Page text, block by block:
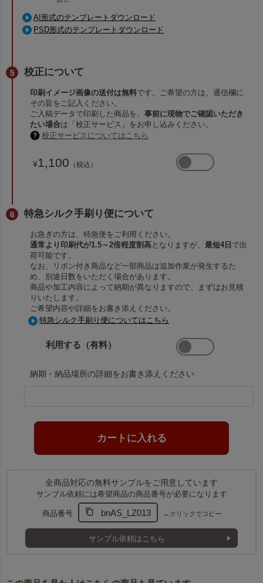
AI形式のテンプレートダウンロード
PSD形式のテンプレートダウンロード
校正について
印刷イメージ画像の送付は無料です。ご希望の方は、通信欄に
その旨をご記入ください。
ご入稿データで印刷した商品を、事前に現物でご確認いただき
たい場合は「校正サービス」をお申し込みください。
校正サービスについてはこちら
¥1,100 （税込）
特急シルク手刷り便について
お急ぎの方は、特急便をご利用ください。
通常より印刷代が1.5～2倍程度割高 となりますが、最短4日 で出
荷可能です。
なお、リボン付き商品など一部商品は追加作業が発生するた
め、別途日数をいただく場合があります。
商品や加工内容によって納期が異なりますので、まずはお見積
りいたします。
ご希望内容や詳細をお書き添えください。
特急シルク手刷り便についてはこちら
利用する（有料）
納期・納品場所の詳細をお書き添えください
全商品対応の無料サンプルをご用意しています
サンプル依頼には希望商品の商品番号が必要になります
商品番号 bnAS_LZ013 ←クリックでコピー
サンプル依頼はこちら